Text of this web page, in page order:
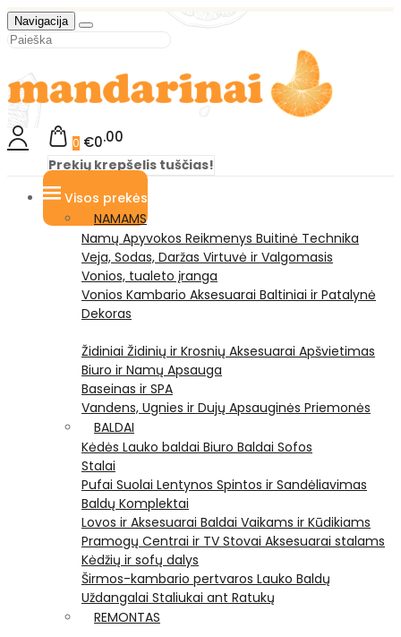
Navigacija
0 €0 00
Prekių krepšelis tuščias!
Visos prekės
NAMAMS
Namų Apyvokos Reikmenys Buitinė Technika
Veja, Sodas, Daržas Virtuvė ir Valgomasis
Vonios, tualeto įranga
Vonios Kambario Aksesuarai Baltiniai ir Patalynė
Dekoras
Židiniai Židinių ir Krosnių Aksesuarai Apšvietimas
Biuro ir Namų Apsauga
Baseinas ir SPA
Vandens, Ugnies ir Dujų Apsauginės Priemonės
BALDAI
Kėdės Lauko baldai Biuro Baldai Sofos
Stalai
Pufai Suolai Lentynos Spintos ir Sandėliavimas
Baldų Komplektai
Lovos ir Aksesuarai Baldai Vaikams ir Kūdikiams
Pramogų Centrai ir TV Stovai Aksesuarai stalams
Kėdžių ir sofų dalys
Širmos-kambario pertvaros Lauko Baldų
Uždangalai Staliukai ant Ratukų
REMONTAS